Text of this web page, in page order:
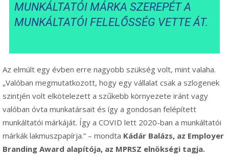
MUNKÁLTATÓI MÁRKA SZEREPÉT A
MUNKÁLTATÓI FELELŐSSÉG VETTE ÁT.
Az elmúlt egy évben erre nagyobb szükség volt, mint valaha.
„Valóban megmutatkozott, hogy egy vállalat csak a szlogenek
szintjén volt elkötelezett a szűkebb környezete iránt vagy
valóban óvta munkatársait és így a gondosan felépített
munkáltatói márkáját. Így a COVID lett 2020-ban a munkáltatói
márkák lakmuszpapírja.” – mondta Kádár Balázs, az Employer
Branding Award alapítója, az MPRSZ elnökségi tagja.